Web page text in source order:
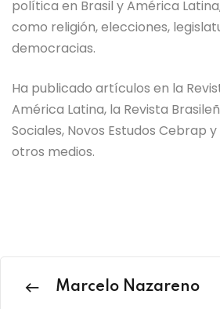
política en Brasil y América
como religión, elecciones,
democracias.
Ha publicado artículos en la
América Latina, la Revista
Sociales, Novos Estudos Cebrap y
otros medios.
Marcelo Nazareno